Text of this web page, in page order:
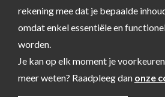
rekening mee dat je bepaalde
omdat enkel essentiële en
worden.
Je kan op elk moment je
meer weten? Raadpleeg dan onze